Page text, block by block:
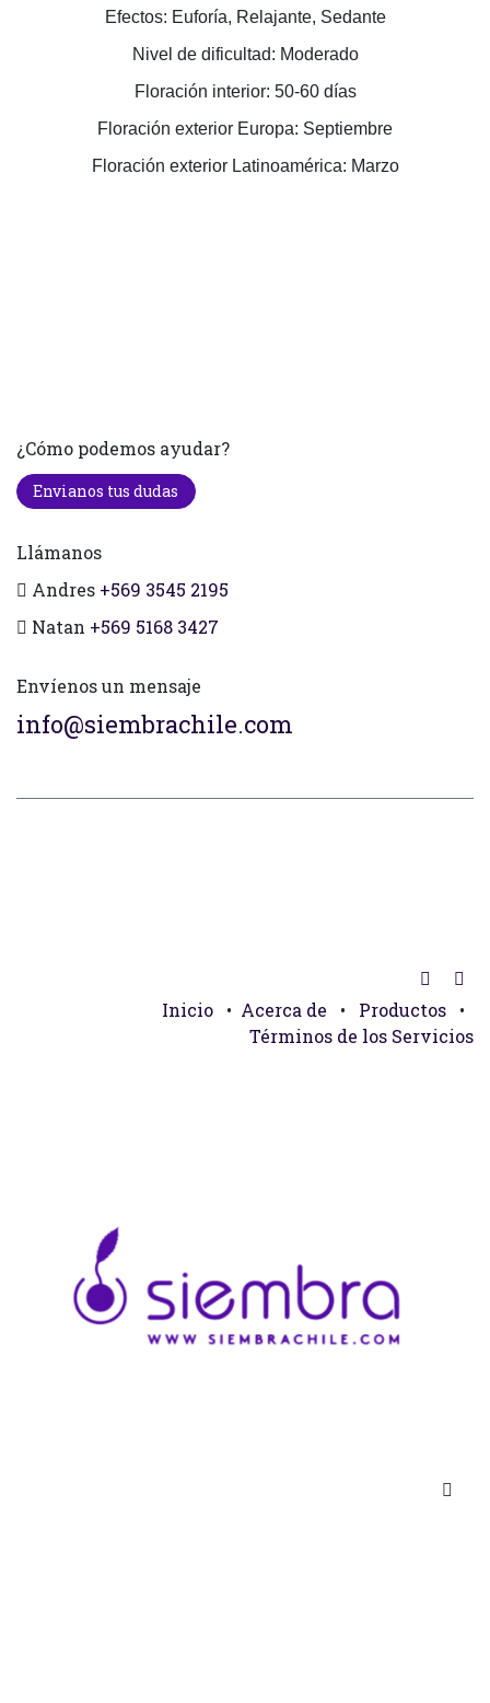
Efectos: Euforía, Relajante, Sedante
Nivel de dificultad: Moderado
Floración interior: 50-60 días
Floración exterior Europa: Septiembre
Floración exterior Latinoamérica: Marzo
¿Cómo podemos ayudar?
Envianos tus dudas
Llámanos
Andres +569 3545 2195
Natan +569 5168 3427
Envíenos un mensaje
info@siembrachile.com
Inicio • Acerca de • Productos
•
Términos de los Servicios